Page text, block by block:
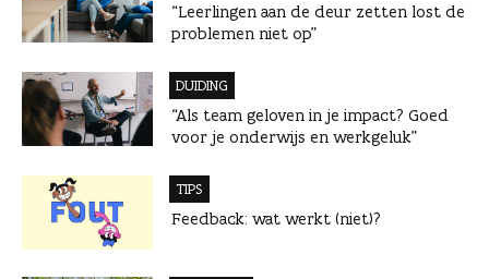
“Leerlingen aan de deur zetten lost de
problemen niet op”
DUIDING
“Als team geloven in je impact? Goed
voor je onderwijs en werkgeluk”
TIPS
Feedback: wat werkt (niet)?